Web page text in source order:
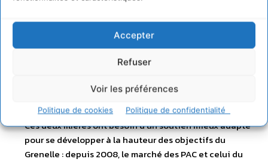
Accepter
Refuser
Voir les préférences
Politique de cookies Politique de confidentialité
objectifs du Grenelle (9 millions de foyers équipés en
chauffage au bois en 2020, contre 6 millions
actuellement) et pour soutenir la modernisation
indispensable du parc français au regard des enjeux
d’amélioration de la qualité de l’air.
Le solaire thermique et les pompes à chaleur (PAC)
Ces deux filières ont besoin d’un soutien mieux adapté
pour se développer à la hauteur des objectifs du
Grenelle : depuis 2008, le marché des PAC et celui du